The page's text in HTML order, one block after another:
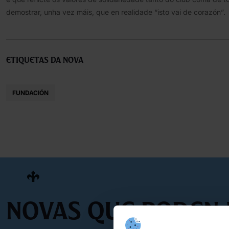
demostrar, unha vez máis, que en realidade “isto vai de corazón”.
Etiquetas da nova
FUNDACIÓN
Novas que